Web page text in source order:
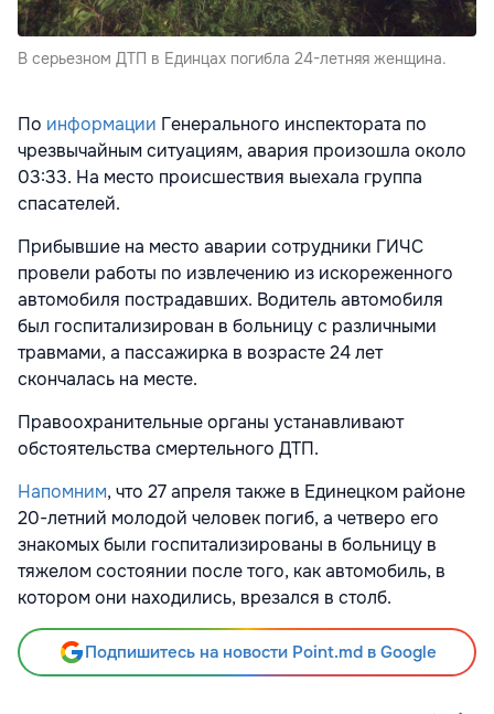
В серьезном ДТП в Единцах погибла 24-летняя женщина.
По информации Генерального инспектората по
чрезвычайным ситуациям, авария произошла около
03:33. На место происшествия выехала группа
спасателей.
Прибывшие на место аварии сотрудники ГИЧС
провели работы по извлечению из искореженного
автомобиля пострадавших. Водитель автомобиля
был госпитализирован в больницу с различными
травмами, а пассажирка в возрасте 24 лет
скончалась на месте.
Правоохранительные органы устанавливают
обстоятельства смертельного ДТП.
Напомним, что 27 апреля также в Единецком районе
20-летний молодой человек погиб, а четверо его
знакомых были госпитализированы в больницу в
тяжелом состоянии после того, как автомобиль, в
котором они находились, врезался в столб.
Подпишитесь на новости Point.md в Google